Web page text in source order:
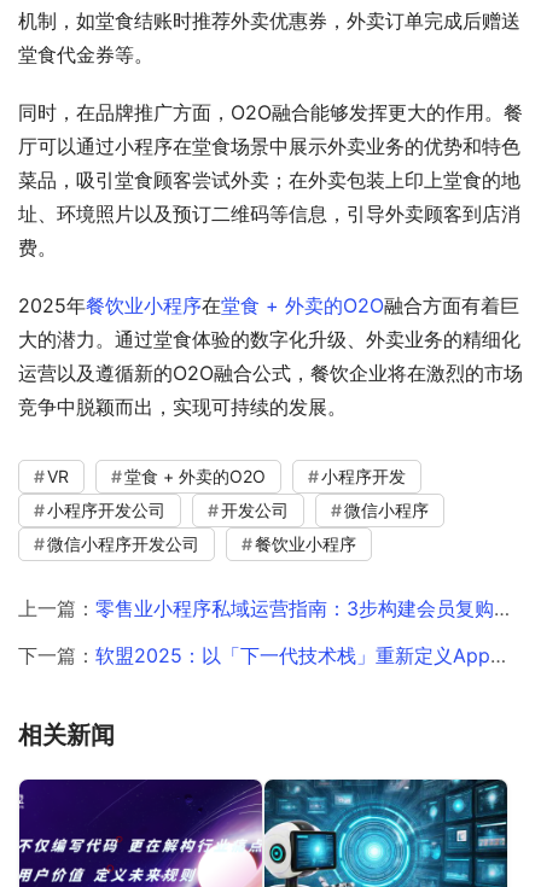
机制，如堂食结账时推荐外卖优惠券，外卖订单完成后赠送
堂食代金券等。
同时，在品牌推广方面，O2O融合能够发挥更大的作用。餐
厅可以通过小程序在堂食场景中展示外卖业务的优势和特色
菜品，吸引堂食顾客尝试外卖；在外卖包装上印上堂食的地
址、环境照片以及预订二维码等信息，引导外卖顾客到店消
费。
2025年餐饮业小程序在堂食 + 外卖的O2O融合方面有着巨
大的潜力。通过堂食体验的数字化升级、外卖业务的精细化
运营以及遵循新的O2O融合公式，餐饮企业将在激烈的市场
竞争中脱颖而出，实现可持续的发展。
VR 堂食 + 外卖的O2O
小程序开发
小程序开发公司
开发公司
微信小程序
微信小程序开发公司
餐饮业小程序
上一篇： 零售业小程序私域运营指南：3步构建会员复购增长体系
下一篇： 软盟2025：以「下一代技术栈」重新定义App定制开发的未来战场
相关新闻